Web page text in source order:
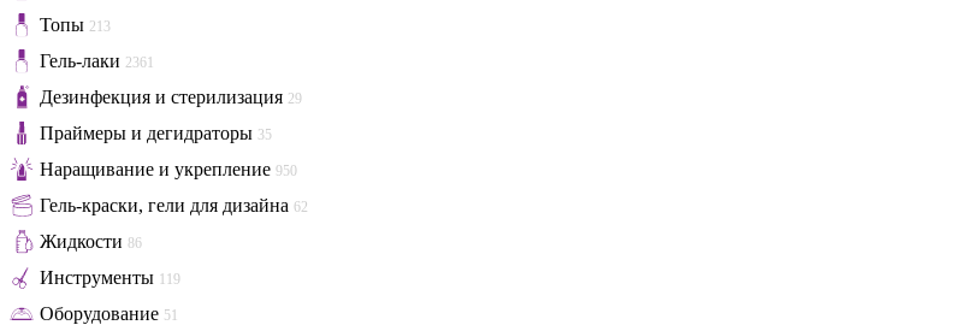
Топы 213
Гель-лаки 2361
Дезинфекция и стерилизация 29
Праймеры и дегидраторы 35
Наращивание и укрепление 950
Гель-краски, гели для дизайна 62
Жидкости 86
Инструменты 119
Оборудование 51